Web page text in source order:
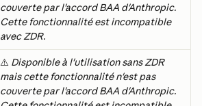
couverte par l'accord BAA d'Anthropic.
Cette fonctionnalité est incompatible
avec ZDR.
⚠️ Disponible à l'utilisation sans ZDR
mais cette fonctionnalité n'est pas
couverte par l'accord BAA d'Anthropic.